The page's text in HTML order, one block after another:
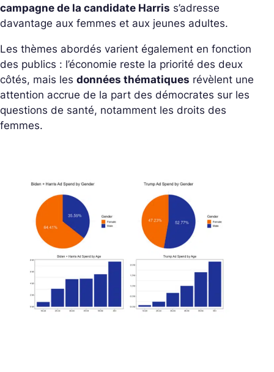
campagne de la candidate Harris s’adresse
davantage aux femmes et aux jeunes adultes.
Les thèmes abordés varient également en fonction
des publics : l’économie reste la priorité des deux
côtés, mais les données thématiques révèlent une
attention accrue de la part des démocrates sur les
questions de santé, notamment les droits des
femmes.